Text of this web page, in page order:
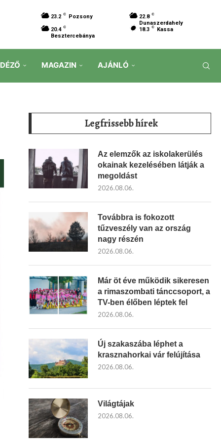
23.2 C Pozsony 22.8 C
Dunaszerdahely
20.4 C
Besztercebánya
18.3 C Kassa
MAGAZIN AJÁNLÓ
Legfrissebb hírek
Az elemzők az iskolakerülés
okainak kezelésében látják a
megoldást
2026.08.06.
Továbbra is fokozott
tűzveszély van az ország
nagy részén
2026.08.06.
Már öt éve működik sikeresen
a rimaszombati tánccsoport, a
TV-ben élőben léptek fel
2026.08.06.
Új szakaszába léphet a
krasznahorkai vár felújítása
2026.08.06.
Világtájak
2026.08.06.